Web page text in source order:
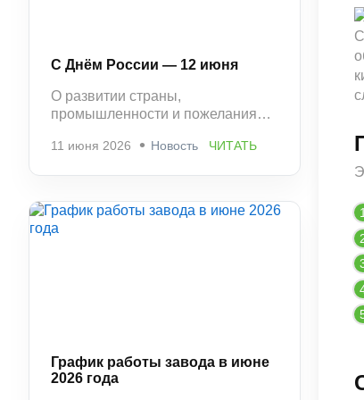
С Днём России — 12 июня
О развитии страны,
промышленности и пожелания
11 июня 2026 Новость ЧИТАТЬ
График работы завода в июне
2026 года